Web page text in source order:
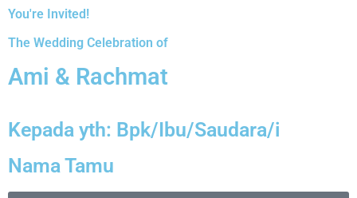
You're Invited!
The Wedding Celebration of
Ami & Rachmat
Kepada yth: Bpk/Ibu/Saudara/i
Nama Tamu